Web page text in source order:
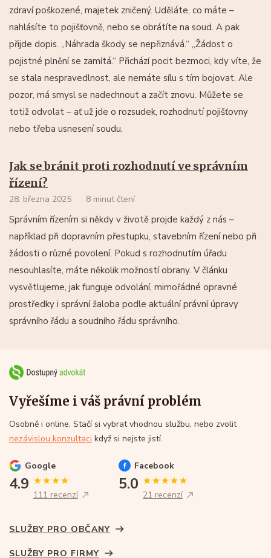
zdraví poškozené, majetek zničený. Uděláte, co máte –
nahlásíte to pojišťovně, nebo se obrátíte na soud. A pak
přijde dopis. „Náhrada škody se nepřiznává.“ „Žádost o
pojistné plnění se zamítá.“ Přichází pocit bezmoci, kdy víte, že
se stala nespravedlnost, ale nemáte sílu s tím bojovat. Ale
pozor, má smysl se nadechnout a začít znovu. Můžete se
totiž odvolat – ať už jde o rozsudek, rozhodnutí pojišťovny
nebo třeba usnesení soudu.
Jak se bránit proti rozhodnutí ve správním
řízení?
28. března 2025 8 minut čtení
Správním řízením si někdy v životě projde každý z nás –
například při dopravním přestupku, stavebním řízení nebo při
žádosti o různé povolení. Pokud s rozhodnutím úřadu
nesouhlasíte, máte několik možností obrany. V článku
vysvětlujeme, jak funguje odvolání, mimořádné opravné
prostředky i správní žaloba podle aktuální právní úpravy
správního řádu a soudního řádu správního.
Vyřešíme i váš právní problém
Osobně i online. Stačí si vybrat vhodnou službu, nebo zvolit
nezávislou konzultaci když si nejste jistí.
Google
4.9
111 recenzí
Facebook
5.0
21 recenzí
SLUŽBY PRO OBČANY
SLUŽBY PRO FIRMY